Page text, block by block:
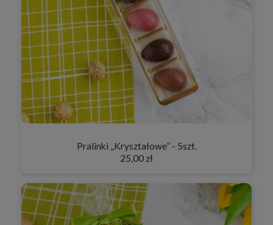
Pralinki „Kryształowe” - 5szt.
25,00 zł